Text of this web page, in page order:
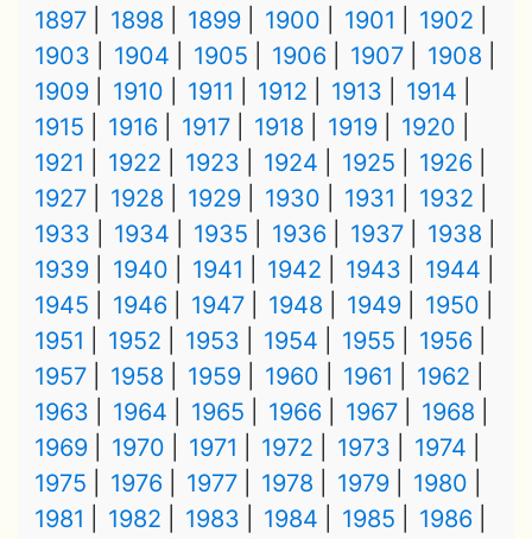
1897
1898 1899 1900 1901
1902
1903
1904 1905 1906 1907
1908
1909
1910 1911 1912 1913
1914
1915
1916 1917 1918 1919
1920
1921
1922 1923 1924 1925
1926
1927
1928 1929 1930 1931
1932
1933
1934 1935 1936 1937
1938
1939
1940 1941 1942 1943
1944
1945
1946 1947 1948 1949
1950
1951
1952 1953 1954 1955
1956
1957
1958 1959 1960 1961
1962
1963
1964 1965 1966 1967
1968
1969
1970 1971 1972 1973
1974
1975
1976 1977 1978 1979
1980
1981
1982 1983 1984 1985
1986